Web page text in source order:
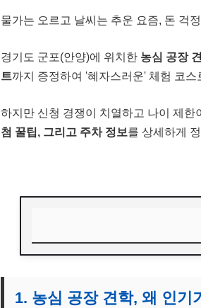
물가는 오르고 날씨는 추운 요즘, 돈 걱
경기도 군포(안양)에 위치한 농심 공장
트까지 증정하여 '혜자스러운' 체험 코스
하지만 신청 경쟁이 치열하고 나이 제
첨 꿀팁, 그리고 주차 정보를 상세하게
2. 예약 신청 방법 (추첨제)
1. 농심 공장 견학, 왜 인기